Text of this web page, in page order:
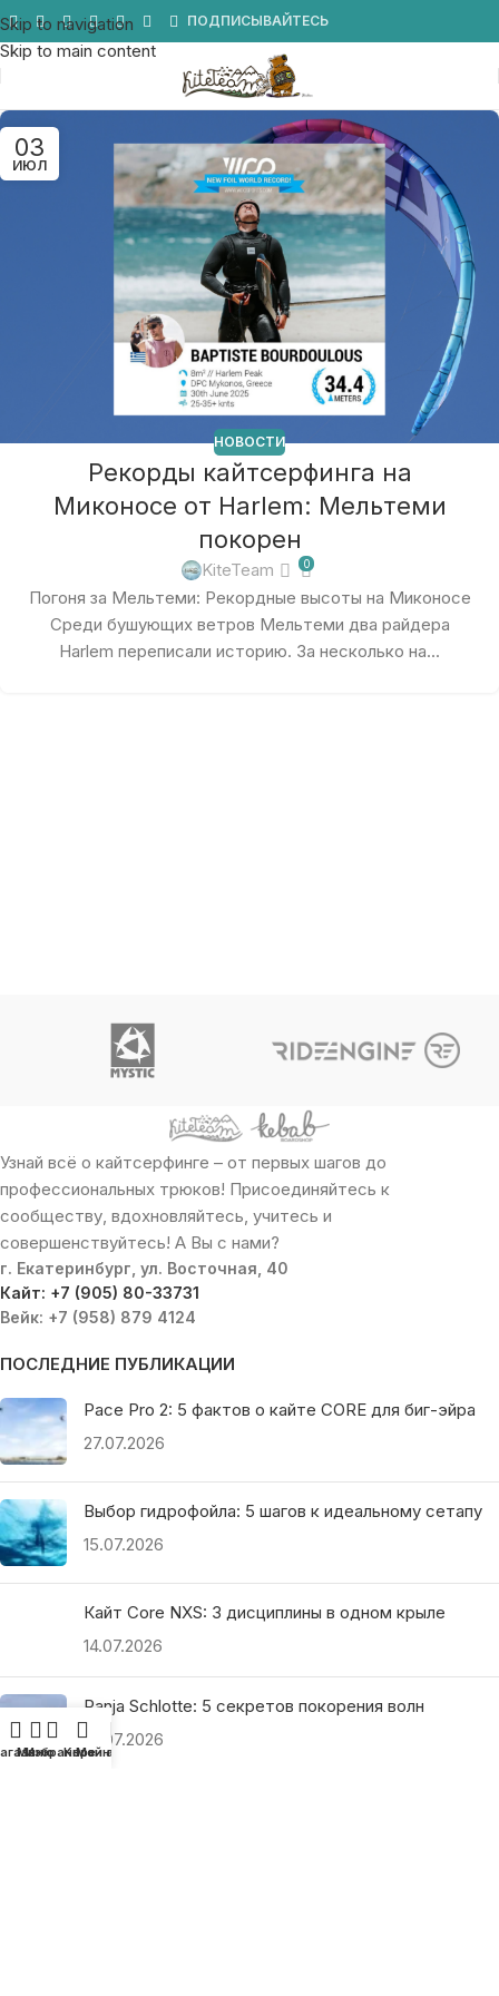
Skip to navigation
Skip to main content
ПОДПИСЫВАЙТЕСЬ
03
ИЮЛ
НОВОСТИ
Рекорды кайтсерфинга на
Миконосе от Harlem: Мельтеми
покорен
KiteTeam 0
Погоня за Мельтеми: Рекордные высоты на Миконосе
Среди бушующих ветров Мельтеми два райдера
Harlem переписали историю. За несколько на...
Узнай всё о кайтсерфинге – от первых шагов до
профессиональных трюков! Присоединяйтесь к
сообществу, вдохновляйтесь, учитесь и
совершенствуйтесь! А Вы с нами?
г. Екатеринбург, ул. Восточная, 40
Кайт: +7 (905) 80-33731
Вейк: +7 (958) 879 4124
ПОСЛЕДНИЕ ПУБЛИКАЦИИ
Pace Pro 2: 5 фактов о кайте CORE для биг-эйра
27.07.2026
Выбор гидрофойла: 5 шагов к идеальному сетапу
15.07.2026
Кайт Core NXS: 3 дисциплины в одном крыле
14.07.2026
Ranja Schlotte: 5 секретов покорения волн
13.07.2026
Меню
Избранное
Корзина
Мой аккаунт